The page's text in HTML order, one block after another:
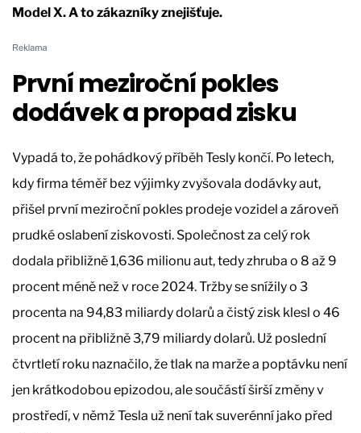
Model X. A to zákazníky znejišťuje.
První meziroční pokles
dodávek a propad zisku
Vypadá to, že pohádkový příběh Tesly končí. Po letech,
kdy firma téměř bez výjimky zvyšovala dodávky aut,
přišel první meziroční pokles prodeje vozidel a zároveň
prudké oslabení ziskovosti. Společnost za celý rok
dodala přibližně 1,636 milionu aut, tedy zhruba o 8 až 9
procent méně než v roce 2024. Tržby se snížily o 3
procenta na 94,83 miliardy dolarů a čistý zisk klesl o 46
procent na přibližně 3,79 miliardy dolarů. Už poslední
čtvrtletí roku naznačilo, že tlak na marže a poptávku není
jen krátkodobou epizodou, ale součástí širší změny v
prostředí, v němž Tesla už není tak suverénní jako před